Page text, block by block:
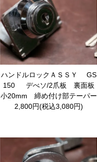
ハンドルロックＡＳＳＹ GS
150 デべソ/2爪板 裏面板
小20mm 締め付け部テーパー
2,800円(税込3,080円)